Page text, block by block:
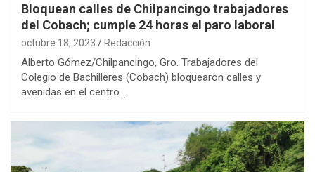
Bloquean calles de Chilpancingo trabajadores
del Cobach; cumple 24 horas el paro laboral
octubre 18, 2023 Redacción
Alberto Gómez/Chilpancingo, Gro. Trabajadores del
Colegio de Bachilleres (Cobach) bloquearon calles y
avenidas en el centro…